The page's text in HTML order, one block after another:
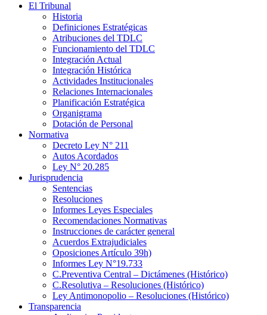
El Tribunal
Historia
Definiciones Estratégicas
Atribuciones del TDLC
Funcionamiento del TDLC
Integración Actual
Integración Histórica
Actividades Institucionales
Relaciones Internacionales
Planificación Estratégica
Organigrama
Dotación de Personal
Normativa
Decreto Ley N° 211
Autos Acordados
Ley N° 20.285
Jurisprudencia
Sentencias
Resoluciones
Informes Leyes Especiales
Recomendaciones Normativas
Instrucciones de carácter general
Acuerdos Extrajudiciales
Oposiciones Artículo 39h)
Informes Ley N°19.733
C.Preventiva Central – Dictámenes (Histórico)
C.Resolutiva – Resoluciones (Histórico)
Ley Antimonopolio – Resoluciones (Histórico)
Transparencia